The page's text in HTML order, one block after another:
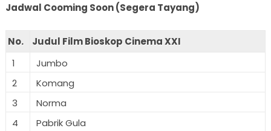
Jadwal Cooming Soon (Segera Tayang)
No.
Judul Film Bioskop Cinema XXI
1
Jumbo
2
Komang
3
Norma
4
Pabrik Gula